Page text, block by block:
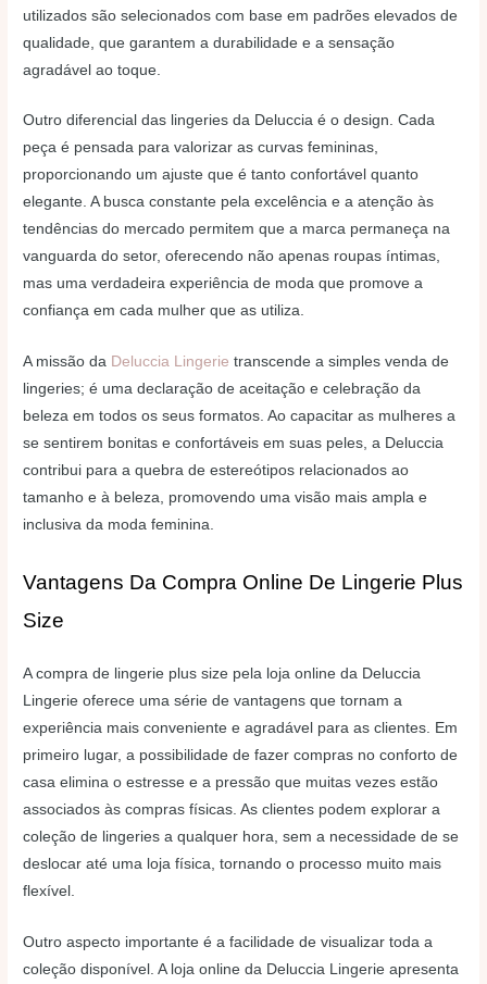
utilizados são selecionados com base em padrões elevados de
qualidade, que garantem a durabilidade e a sensação
agradável ao toque.
Outro diferencial das lingeries da Deluccia é o design. Cada
peça é pensada para valorizar as curvas femininas,
proporcionando um ajuste que é tanto confortável quanto
elegante. A busca constante pela excelência e a atenção às
tendências do mercado permitem que a marca permaneça na
vanguarda do setor, oferecendo não apenas roupas íntimas,
mas uma verdadeira experiência de moda que promove a
confiança em cada mulher que as utiliza.
A missão da Deluccia Lingerie transcende a simples venda de
lingeries; é uma declaração de aceitação e celebração da
beleza em todos os seus formatos. Ao capacitar as mulheres a
se sentirem bonitas e confortáveis em suas peles, a Deluccia
contribui para a quebra de estereótipos relacionados ao
tamanho e à beleza, promovendo uma visão mais ampla e
inclusiva da moda feminina.
Vantagens Da Compra Online De Lingerie Plus
Size
A compra de lingerie plus size pela loja online da Deluccia
Lingerie oferece uma série de vantagens que tornam a
experiência mais conveniente e agradável para as clientes. Em
primeiro lugar, a possibilidade de fazer compras no conforto de
casa elimina o estresse e a pressão que muitas vezes estão
associados às compras físicas. As clientes podem explorar a
coleção de lingeries a qualquer hora, sem a necessidade de se
deslocar até uma loja física, tornando o processo muito mais
flexível.
Outro aspecto importante é a facilidade de visualizar toda a
coleção disponível. A loja online da Deluccia Lingerie apresenta